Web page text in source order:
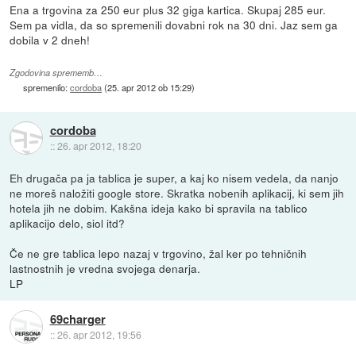
Ena a trgovina za 250 eur plus 32 giga kartica. Skupaj 285 eur.
Sem pa vidla, da so spremenili dovabni rok na 30 dni. Jaz sem ga
dobila v 2 dneh!
Zgodovina sprememb…
spremenilo:cordoba(25. apr 2012 ob 15:29)
cordoba
::26. apr 2012, 18:20
Eh drugača pa ja tablica je super, a kaj ko nisem vedela, da nanjo
ne moreš naložiti google store. Skratka nobenih aplikacij, ki sem jih
hotela jih ne dobim. Kakšna ideja kako bi spravila na tablico
aplikacijo delo, siol itd?
Če ne gre tablica lepo nazaj v trgovino, žal ker po tehničnih
lastnostnih je vredna svojega denarja.
LP
69charger
::26. apr 2012, 19:56